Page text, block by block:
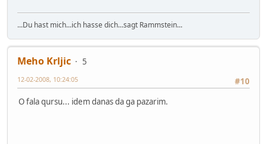
...Du hast mich...ich hasse dich...sagt Rammstein...
Meho Krljic
5
#10
12-02-2008, 10:24:05
O fala qursu... idem danas da ga pazarim.